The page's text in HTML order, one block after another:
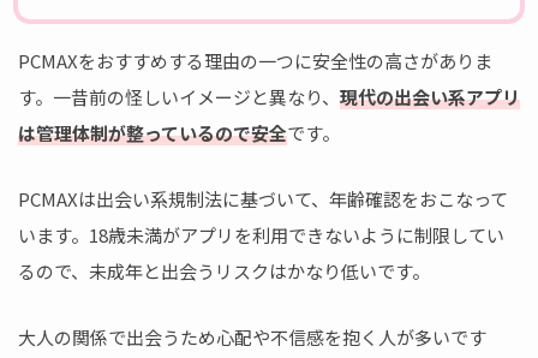
PCMAXをおすすめする理由の一つに安全性の高さがありま
す。一昔前の怪しいイメージと異なり、 現代の出会い系アプリ
は管理体制が整っているので安全です。
PCMAXは出会い系規制法に基づいて、年齢確認をおこなって
います。18歳未満がアプリを利用できないように制限してい
るので、未成年と出会うリスクはかなり低いです。
大人の関係で出会うため心配や不信感を抱く人が多いです